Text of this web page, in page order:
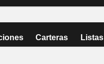
Carteras Listas